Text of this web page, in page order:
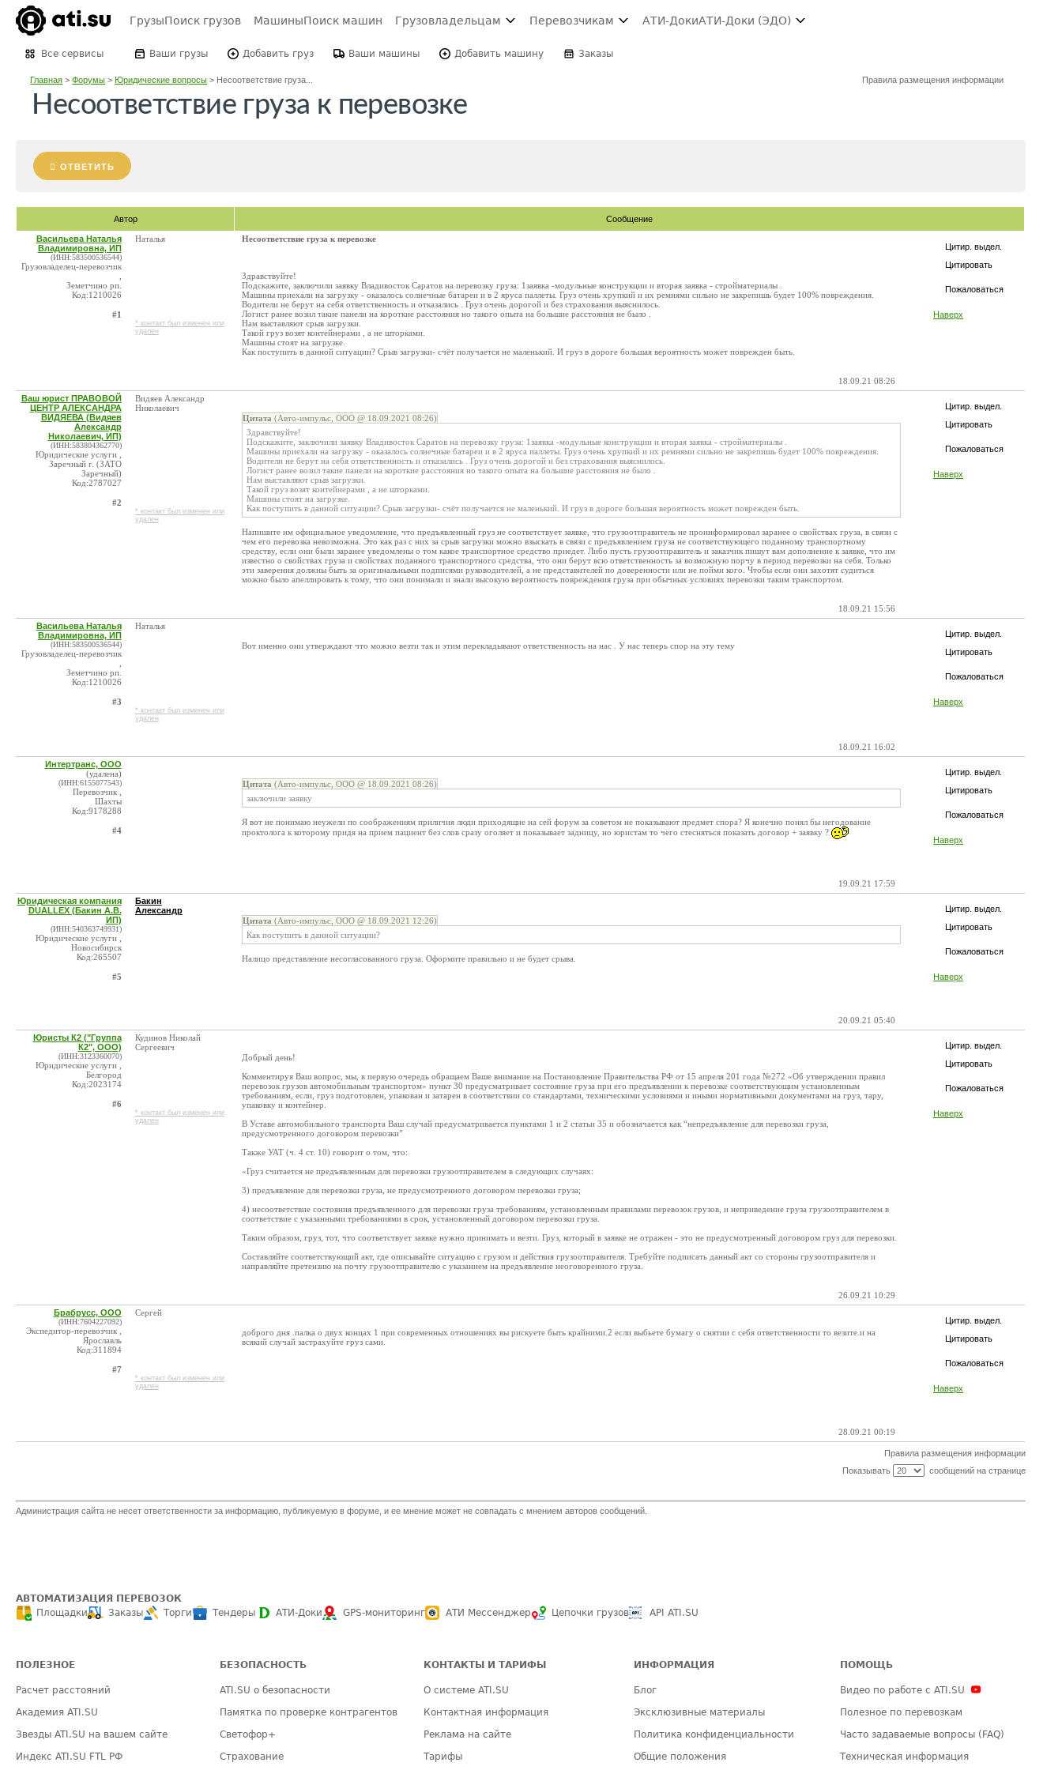
ГрузыПоиск грузов МашиныПоиск машин Грузовладельцам Перевозчикам АТИ-ДокиАТИ-Доки (ЭДО)
Все сервисы Ваши грузы Добавить груз Ваши машины Добавить машину Заказы
Главная >Форумы >Юридические вопросы > Несоответствие груза... Правила размещения информации
Несоответствие груза к перевозке
ОТВЕТИТЬ
Автор Сообщение
Цитир. выдел.
Цитировать
Пожаловаться
Наверх
Васильева Наталья
Владимировна, ИП
(ИНН:583500536544)
Грузовладелец-перевозчик
Земетчино рп.
Код:1210026
#1
Наталья
* контакт был изменен или
удален
Несоответствие груза к перевозке
Здравствуйте!
Подскажите, заключили заявку Владивосток Саратов на перевозку груза: 1заявка -модульные конструкции и вторая заявка - стройматериалы .
Машины приехали на загрузку - оказалось солнечные батареи и в 2 яруса паллеты. Груз очень хрупкий и их ремнями сильно не закрепишь будет 100% повреждения.
Водители не берут на себя ответственность и отказались . Груз очень дорогой и без страхования выяснилось.
Логист ранее возил такие панели на короткие расстояния но такого опыта на большие расстояния не было .
Нам выставляют срыв загрузки.
Такой груз возят контейнерами , а не шторками.
Машины стоят на загрузке.
Как поступить в данной ситуации? Срыв загрузки- счёт получается не маленький. И груз в дороге большая вероятность может поврежден быть.
18.09.21 08:26
Цитир. выдел.
Цитировать
Пожаловаться
Наверх
Ваш юрист ПРАВОВОЙ
ЦЕНТР АЛЕКСАНДРА
ВИДЯЕВА (Видяев
Александр
Николаевич, ИП)
(ИНН:583804362770)
Юридические услуги ,
Заречный г. (ЗАТО
Заречный)
Код:2787027
#2
Видяев Александр
Николаевич
* контакт был изменен или
удален
Цитата (Авто-импульс, ООО @ 18.09.2021 08:26)
Здравствуйте!
Подскажите, заключили заявку Владивосток Саратов на перевозку груза: 1заявка -модульные конструкции и вторая заявка - стройматериалы .
Машины приехали на загрузку - оказалось солнечные батареи и в 2 яруса паллеты. Груз очень хрупкий и их ремнями сильно не закрепишь будет 100% повреждения.
Водители не берут на себя ответственность и отказались . Груз очень дорогой и без страхования выяснилось.
Логист ранее возил такие панели на короткие расстояния но такого опыта на большие расстояния не было .
Нам выставляют срыв загрузки.
Такой груз возят контейнерами , а не шторками.
Машины стоят на загрузке.
Как поступить в данной ситуации? Срыв загрузки- счёт получается не маленький. И груз в дороге большая вероятность может поврежден быть.
Напишите им официальное уведомление, что предъявленный груз не соответствует заявке, что грузоотправитель не проинформировал заранее о свойствах груза, в связи с
чем его перевозка невозможна. Это как раз с них за срыв загрузки можно взыскать в связи с предъявлением груза не соответствующего поданному транспортному
средству, если они были заранее уведомлены о том какое транспортное средство приедет. Либо пусть грузоотправитель и заказчик пишут вам дополнение к заявке, что им
известно о свойствах груза и свойствах поданного транспортного средства, что они берут всю ответственность за возможную порчу в период перевозки на себя. Только
эти заверения должны быть за оригинальными подписями руководителей, а не представителей по доверенности или не пойми кого. Чтобы если они захотят судиться
можно было апеллировать к тому, что они понимали и знали высокую вероятность повреждения груза при обычных условиях перевозки таким транспортом.
18.09.21 15:56
Цитир. выдел.
Цитировать
Пожаловаться
Наверх
Васильева Наталья
Владимировна, ИП
(ИНН:583500536544)
Грузовладелец-перевозчик
Земетчино рп.
Код:1210026
#3
Наталья
* контакт был изменен или
удален
Вот именно они утверждают что можно везти так и этим перекладывают ответственность на нас . У нас теперь спор на эту тему
18.09.21 16:02
Цитир. выдел.
Цитировать
Пожаловаться
Наверх
Интертранс, ООО
(удалена)
(ИНН:6155077543)
Перевозчик ,
Шахты
Код:9178288
#4
Цитата (Авто-импульс, ООО @ 18.09.2021 08:26)
заключили заявку
Я вот не понимаю неужели по соображениям приличия люди приходящие на сей форум за советом не показывают предмет спора? Я конечно понял бы негодование
проктолога к которому придя на прием пациент без слов сразу оголяет и показывает задницу, но юристам то чего стесняться показать договор + заявку ?
19.09.21 17:59
Цитир. выдел.
Цитировать
Пожаловаться
Наверх
Юридическая компания
DUALLEX (Бакин А.В.
ИП)
(ИНН:540363749931)
Юридические услуги ,
Новосибирск
Код:265507
#5
Бакин
Александр
Цитата (Авто-импульс, ООО @ 18.09.2021 12:26)
Как поступить в данной ситуации?
Налицо представление несогласованного груза. Оформите правильно и не будет срыва.
20.09.21 05:40
Цитир. выдел.
Цитировать
Пожаловаться
Наверх
Юристы К2 ("Группа
К2", ООО)
(ИНН:3123360070)
Юридические услуги ,
Белгород
Код:2023174
#6
Кудинов Николай
Сергеевич
* контакт был изменен или
удален
Добрый день!
Комментируя Ваш вопрос, мы, в первую очередь обращаем Ваше внимание на Постановление Правительства РФ от 15 апреля 201 года №272 «Об утверждении правил
перевозок грузов автомобильным транспортом» пункт 30 предусматривает состояние груза при его предъявлении к перевозке соответствующим установленным
требованиям, если, груз подготовлен, упакован и затарен в соответствии со стандартами, техническими условиями и иными нормативными документами на груз, тару,
упаковку и контейнер.
В Уставе автомобильного транспорта Ваш случай предусматривается пунктами 1 и 2 статьи 35 и обозначается как “непредъявление для перевозки груза,
предусмотренного договором перевозки”
Также УАТ (ч. 4 ст. 10) говорит о том, что:
«Груз считается не предъявленным для перевозки грузоотправителем в следующих случаях:
3) предъявление для перевозки груза, не предусмотренного договором перевозки груза;
4) несоответствие состояния предъявленного для перевозки груза требованиям, установленным правилами перевозок грузов, и неприведение груза грузоотправителем в
соответствие с указанными требованиями в срок, установленный договором перевозки груза.
Таким образом, груз, тот, что соответствует заявке нужно принимать и везти. Груз, который в заявке не отражен - это не предусмотренный договором груз для перевозки.
Составляйте соответствующий акт, где описывайте ситуацию с грузом и действия грузоотправителя. Требуйте подписать данный акт со стороны грузоотправителя и
направляйте претензию на почту грузоотправителю с указанием на предъявление неоговоренного груза.
26.09.21 10:29
Цитир. выдел.
Цитировать
Пожаловаться
Наверх
Брабрусс, ООО
(ИНН:7604227092)
Экспедитор-перевозчик ,
Ярославль
Код:311894
#7
Сергей
* контакт был изменен или
удален
доброго дня .палка о двух концах 1 при современных отношениях вы рискуете быть крайними.2 если выбьете бумагу о снятии с себя ответственности то везите.и на
всякий случай застрахуйте груз сами.
28.09.21 00:19
Правила размещения информации
Показывать
сообщений на странице
Администрация сайта не несет ответственности за информацию, публикуемую в форуме, и ее мнение может не совпадать с мнением авторов сообщений.
АВТОМАТИЗАЦИЯ ПЕРЕВОЗОК
Площадки
Заказы Торги Тендеры АТИ-Доки GPS-мониторинг АТИ Мессенджер Цепочки грузов API ATI.SU
ПОЛЕЗНОЕ
Расчет расстояний
Академия ATI.SU
Звезды ATI.SU на вашем сайте
Индекс ATI.SU FTL РФ
БЕЗОПАСНОСТЬ
ATI.SU о безопасности
Памятка по проверке контрагентов
Светофор+
Страхование
КОНТАКТЫ И ТАРИФЫ
О системе ATI.SU
Контактная информация
Реклама на сайте
Тарифы
ИНФОРМАЦИЯ
Блог
Эксклюзивные материалы
Политика конфиденциальности
Общие положения
ПОМОЩЬ
Видео по работе с ATI.SU
Полезное по перевозкам
Часто задаваемые вопросы (FAQ)
Техническая информация